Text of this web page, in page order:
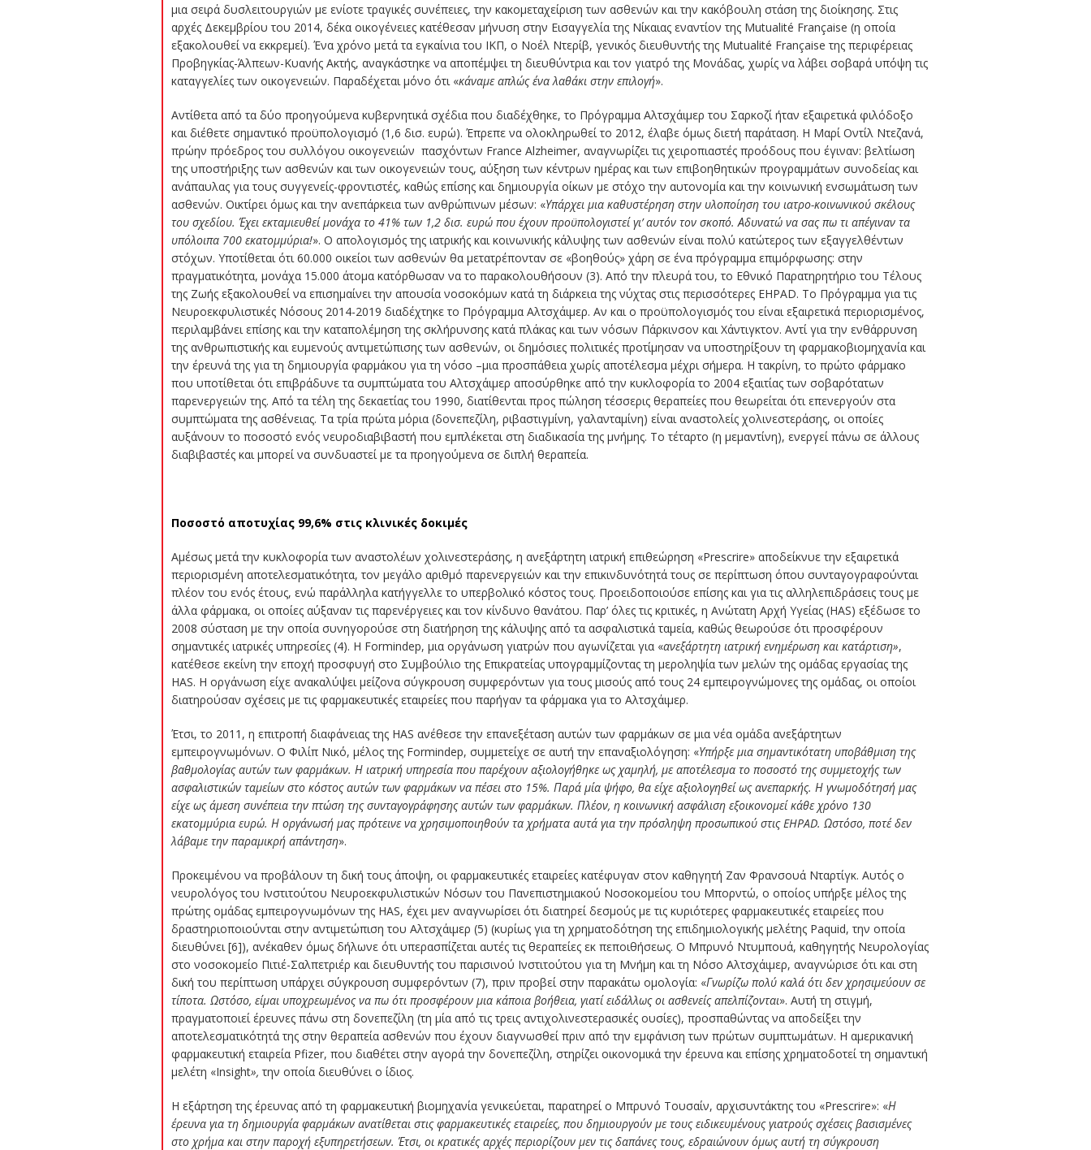
μια σειρά δυσλειτουργιών με ενίοτε τραγικές συνέπειες, την κακομεταχείριση των ασθενών και την κακόβουλη στάση της διοίκησης. Στις
αρχές Δεκεμβρίου του 2014, δέκα οικογένειες κατέθεσαν μήνυση στην Εισαγγελία της Νίκαιας εναντίον της Mutualité Française (η οποία
εξακολουθεί να εκκρεμεί). Ένα χρόνο μετά τα εγκαίνια του ΙΚΠ, ο Νοέλ Ντερίβ, γενικός διευθυντής της Mutualité Française της περιφέρειας
Προβηγκίας-Άλπεων-Κυανής Ακτής, αναγκάστηκε να αποπέμψει τη διευθύντρια και τον γιατρό της Μονάδας, χωρίς να λάβει σοβαρά υπόψη τις
καταγγελίες των οικογενειών. Παραδέχεται μόνο ότι «κάναμε απλώς ένα λαθάκι στην επιλογή».
Αντίθετα από τα δύο προηγούμενα κυβερνητικά σχέδια που διαδέχθηκε, το Πρόγραμμα Αλτσχάιμερ του Σαρκοζί ήταν εξαιρετικά φιλόδοξο
και διέθετε σημαντικό προϋπολογισμό (1,6 δισ. ευρώ). Έπρεπε να ολοκληρωθεί το 2012, έλαβε όμως διετή παράταση. Η Μαρί Οντίλ Ντεζανά,
πρώην πρόεδρος του συλλόγου οικογενειών πασχόντων France Alzheimer, αναγνωρίζει τις χειροπιαστές προόδους που έγιναν: βελτίωση
της υποστήριξης των ασθενών και των οικογενειών τους, αύξηση των κέντρων ημέρας και των επιβοηθητικών προγραμμάτων συνοδείας και
ανάπαυλας για τους συγγενείς-φροντιστές, καθώς επίσης και δημιουργία οίκων με στόχο την αυτονομία και την κοινωνική ενσωμάτωση των
ασθενών. Οικτίρει όμως και την ανεπάρκεια των ανθρώπινων μέσων: «Υπάρχει μια καθυστέρηση στην υλοποίηση του ιατρο-κοινωνικού σκέλους
του σχεδίου. Έχει εκταμιευθεί μονάχα το 41% των 1,2 δισ. ευρώ που έχουν προϋπολογιστεί γι’ αυτόν τον σκοπό. Αδυνατώ να σας πω τι απέγιναν τα
υπόλοιπα 700 εκατομμύρια!». Ο απολογισμός της ιατρικής και κοινωνικής κάλυψης των ασθενών είναι πολύ κατώτερος των εξαγγελθέντων
στόχων. Υποτίθεται ότι 60.000 οικείοι των ασθενών θα μετατρέπονταν σε «βοηθούς» χάρη σε ένα πρόγραμμα επιμόρφωσης: στην
πραγματικότητα, μονάχα 15.000 άτομα κατόρθωσαν να το παρακολουθήσουν (3). Από την πλευρά του, το Εθνικό Παρατηρητήριο του Τέλους
της Ζωής εξακολουθεί να επισημαίνει την απουσία νοσοκόμων κατά τη διάρκεια της νύχτας στις περισσότερες EHPAD. Το Πρόγραμμα για τις
Νευροεκφυλιστικές Νόσους 2014-2019 διαδέχτηκε το Πρόγραμμα Αλτσχάιμερ. Αν και ο προϋπολογισμός του είναι εξαιρετικά περιορισμένος,
περιλαμβάνει επίσης και την καταπολέμηση της σκλήρυνσης κατά πλάκας και των νόσων Πάρκινσον και Χάντιγκτον. Αντί για την ενθάρρυνση
της ανθρωπιστικής και ευμενούς αντιμετώπισης των ασθενών, οι δημόσιες πολιτικές προτίμησαν να υποστηρίξουν τη φαρμακοβιομηχανία και
την έρευνά της για τη δημιουργία φαρμάκου για τη νόσο –μια προσπάθεια χωρίς αποτέλεσμα μέχρι σήμερα. Η τακρίνη, το πρώτο φάρμακο
που υποτίθεται ότι επιβράδυνε τα συμπτώματα του Αλτσχάιμερ αποσύρθηκε από την κυκλοφορία το 2004 εξαιτίας των σοβαρότατων
παρενεργειών της. Από τα τέλη της δεκαετίας του 1990, διατίθενται προς πώληση τέσσερις θεραπείες που θεωρείται ότι επενεργούν στα
συμπτώματα της ασθένειας. Τα τρία πρώτα μόρια (δονεπεζίλη, ριβαστιγμίνη, γαλανταμίνη) είναι αναστολείς χολινεστεράσης, οι οποίες
αυξάνουν το ποσοστό ενός νευροδιαβιβαστή που εμπλέκεται στη διαδικασία της μνήμης. Το τέταρτο (η μεμαντίνη), ενεργεί πάνω σε άλλους
διαβιβαστές και μπορεί να συνδυαστεί με τα προηγούμενα σε διπλή θεραπεία.
Ποσοστό αποτυχίας 99,6% στις κλινικές δοκιμές
Αμέσως μετά την κυκλοφορία των αναστολέων χολινεστεράσης, η ανεξάρτητη ιατρική επιθεώρηση «Prescrire» αποδείκνυε την εξαιρετικά
περιορισμένη αποτελεσματικότητα, τον μεγάλο αριθμό παρενεργειών και την επικινδυνότητά τους σε περίπτωση όπου συνταγογραφούνται
πλέον του ενός έτους, ενώ παράλληλα κατήγγελλε το υπερβολικό κόστος τους. Προειδοποιούσε επίσης και για τις αλληλεπιδράσεις τους με
άλλα φάρμακα, οι οποίες αύξαναν τις παρενέργειες και τον κίνδυνο θανάτου. Παρ’ όλες τις κριτικές, η Ανώτατη Αρχή Υγείας (HAS) εξέδωσε το
2008 σύσταση με την οποία συνηγορούσε στη διατήρηση της κάλυψης από τα ασφαλιστικά ταμεία, καθώς θεωρούσε ότι προσφέρουν
σημαντικές ιατρικές υπηρεσίες (4). Η Formindep, μια οργάνωση γιατρών που αγωνίζεται για «ανεξάρτητη ιατρική ενημέρωση και κατάρτιση»,
κατέθεσε εκείνη την εποχή προσφυγή στο Συμβούλιο της Επικρατείας υπογραμμίζοντας τη μεροληψία των μελών της ομάδας εργασίας της
HAS. Η οργάνωση είχε ανακαλύψει μείζονα σύγκρουση συμφερόντων για τους μισούς από τους 24 εμπειρογνώμονες της ομάδας, οι οποίοι
διατηρούσαν σχέσεις με τις φαρμακευτικές εταιρείες που παρήγαν τα φάρμακα για το Αλτσχάιμερ.
Έτσι, το 2011, η επιτροπή διαφάνειας της HAS ανέθεσε την επανεξέταση αυτών των φαρμάκων σε μια νέα ομάδα ανεξάρτητων
εμπειρογνωμόνων. Ο Φιλίπ Νικό, μέλος της Formindep, συμμετείχε σε αυτή την επαναξιολόγηση: «Υπήρξε μια σημαντικότατη υποβάθμιση της
βαθμολογίας αυτών των φαρμάκων. Η ιατρική υπηρεσία που παρέχουν αξιολογήθηκε ως χαμηλή, με αποτέλεσμα το ποσοστό της συμμετοχής των
ασφαλιστικών ταμείων στο κόστος αυτών των φαρμάκων να πέσει στο 15%. Παρά μία ψήφο, θα είχε αξιολογηθεί ως ανεπαρκής. Η γνωμοδότησή μας
είχε ως άμεση συνέπεια την πτώση της συνταγογράφησης αυτών των φαρμάκων. Πλέον, η κοινωνική ασφάλιση εξοικονομεί κάθε χρόνο 130
εκατομμύρια ευρώ. Η οργάνωσή μας πρότεινε να χρησιμοποιηθούν τα χρήματα αυτά για την πρόσληψη προσωπικού στιςEHPAD. Ωστόσο, ποτέ δεν
λάβαμε την παραμικρή απάντηση».
Προκειμένου να προβάλουν τη δική τους άποψη, οι φαρμακευτικές εταιρείες κατέφυγαν στον καθηγητή Ζαν Φρανσουά Νταρτίγκ. Αυτός ο
νευρολόγος του Ινστιτούτου Νευροεκφυλιστικών Νόσων του Πανεπιστημιακού Νοσοκομείου του Μπορντώ, ο οποίος υπήρξε μέλος της
πρώτης ομάδας εμπειρογνωμόνων της HAS, έχει μεν αναγνωρίσει ότι διατηρεί δεσμούς με τις κυριότερες φαρμακευτικές εταιρείες που
δραστηριοποιούνται στην αντιμετώπιση του Αλτσχάιμερ (5) (κυρίως για τη χρηματοδότηση της επιδημιολογικής μελέτης Paquid, την οποία
διευθύνει [6]), ανέκαθεν όμως δήλωνε ότι υπερασπίζεται αυτές τις θεραπείες εκ πεποιθήσεως. Ο Μπρυνό Ντυμπουά, καθηγητής Νευρολογίας
στο νοσοκομείο Πιτιέ-Σαλπετριέρ και διευθυντής του παρισινού Ινστιτούτου για τη Μνήμη και τη Νόσο Αλτσχάιμερ, αναγνώρισε ότι και στη
δική του περίπτωση υπάρχει σύγκρουση συμφερόντων (7), πριν προβεί στην παρακάτω ομολογία: «Γνωρίζω πολύ καλά ότι δεν χρησιμεύουν σε
τίποτα. Ωστόσο, είμαι υποχρεωμένος να πω ότι προσφέρουν μια κάποια βοήθεια, γιατί ειδάλλως οι ασθενείς απελπίζονται». Αυτή τη στιγμή,
πραγματοποιεί έρευνες πάνω στη δονεπεζίλη (τη μία από τις τρεις αντιχολινεστερασικές ουσίες), προσπαθώντας να αποδείξει την
αποτελεσματικότητά της στην θεραπεία ασθενών που έχουν διαγνωσθεί πριν από την εμφάνιση των πρώτων συμπτωμάτων. Η αμερικανική
φαρμακευτική εταιρεία Pfizer, που διαθέτει στην αγορά την δονεπεζίλη, στηρίζει οικονομικά την έρευνα και επίσης χρηματοδοτεί τη σημαντική
μελέτη «Insight», την οποία διευθύνει ο ίδιος.
Η εξάρτηση της έρευνας από τη φαρμακευτική βιομηχανία γενικεύεται, παρατηρεί ο Μπρυνό Τουσαίν, αρχισυντάκτης του «Prescrire»: «Η
έρευνα για τη δημιουργία φαρμάκων ανατίθεται στις φαρμακευτικές εταιρείες, που δημιουργούν με τους ειδικευμένους γιατρούς σχέσεις βασισμένες
στο χρήμα και στην παροχή εξυπηρετήσεων. Έτσι, οι κρατικές αρχές περιορίζουν μεν τις δαπάνες τους, εδραιώνουν όμως αυτή τη σύγκρουση